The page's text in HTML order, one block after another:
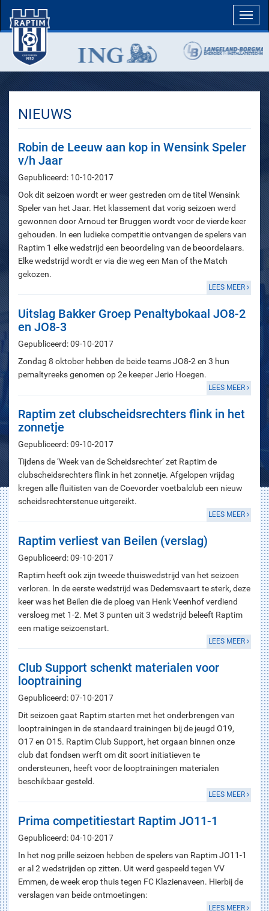
NIEUWS
Robin de Leeuw aan kop in Wensink Speler
v/h Jaar
Gepubliceerd: 10-10-2017
Ook dit seizoen wordt er weer gestreden om de titel Wensink
Speler van het Jaar. Het klassement dat vorig seizoen werd
gewonnen door Arnoud ter Bruggen wordt voor de vierde keer
gehouden. In een ludieke competitie ontvangen de spelers van
Raptim 1 elke wedstrijd een beoordeling van de beoordelaars.
Elke wedstrijd wordt er via die weg een Man of the Match
gekozen.
LEES MEER
Uitslag Bakker Groep Penaltybokaal JO8-2
en JO8-3
Gepubliceerd: 09-10-2017
Zondag 8 oktober hebben de beide teams JO8-2 en 3 hun
pemaltyreeks genomen op 2e keeper Jerio Hoegen.
LEES MEER
Raptim zet clubscheidsrechters flink in het
zonnetje
Gepubliceerd: 09-10-2017
Tijdens de ‘Week van de Scheidsrechter’ zet Raptim de
clubscheidsrechters flink in het zonnetje. Afgelopen vrijdag
kregen alle fluitisten van de Coevorder voetbalclub een nieuw
scheidsrechterstenue uitgereikt.
LEES MEER
Raptim verliest van Beilen (verslag)
Gepubliceerd: 09-10-2017
Raptim heeft ook zijn tweede thuiswedstrijd van het seizoen
verloren. In de eerste wedstrijd was Dedemsvaart te sterk, deze
keer was het Beilen die de ploeg van Henk Veenhof verdiend
versloeg met 1-2. Met 3 punten uit 3 wedstrijd beleeft Raptim
een matige seizoenstart.
LEES MEER
Club Support schenkt materialen voor
looptraining
Gepubliceerd: 07-10-2017
Dit seizoen gaat Raptim starten met het onderbrengen van
looptrainingen in de standaard trainingen bij de jeugd O19,
O17 en O15. Raptim Club Support, het orgaan binnen onze
club dat fondsen werft om dit soort initiatieven te
ondersteunen, heeft voor de looptrainingen materialen
beschikbaar gesteld.
LEES MEER
Prima competitiestart Raptim JO11-1
Gepubliceerd: 04-10-2017
In het nog prille seizoen hebben de spelers van Raptim JO11-1
er al 2 wedstrijden op zitten. Uit werd gespeeld tegen VV
Emmen, de week erop thuis tegen FC Klazienaveen. Hierbij de
verslagen van beide ontmoetingen:
LEES MEER